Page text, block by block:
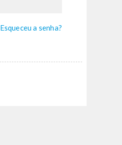
Esqueceu a senha?